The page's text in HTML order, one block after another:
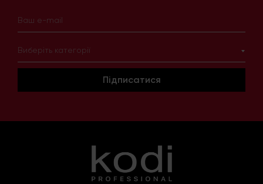
Виберіть категорії
Підписатися